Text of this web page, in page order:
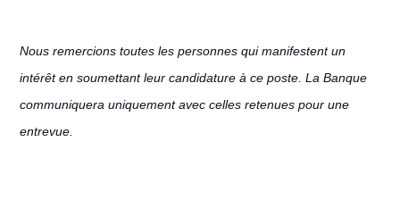
Nous remercions toutes les personnes qui manifestent un
intérêt en soumettant leur candidature à ce poste. La Banque
communiquera uniquement avec celles retenues pour une
entrevue.